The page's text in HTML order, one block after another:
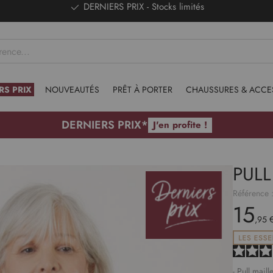
DERNIERS PRIX - Stocks limités
PRIX NOUVEAUTÉS PRÊT À PORTER CHAUSSURES &
DERNIERS PRIX* J'en profite !
Référence
15,95